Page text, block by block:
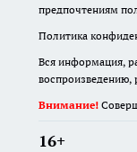
предпочтениям
Политика
Вся информация,
воспроизведению,
Внимание!
16+